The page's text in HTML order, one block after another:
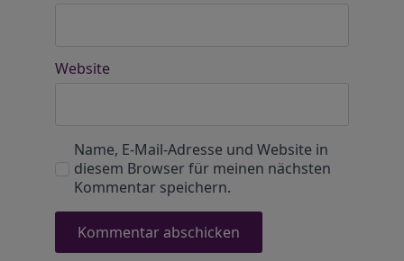
Website
Name, E-Mail-Adresse und Website in
diesem Browser für meinen nächsten
Kommentar speichern.